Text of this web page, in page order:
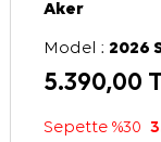
Aker
Model :2026
5.390,00
Sepette %30